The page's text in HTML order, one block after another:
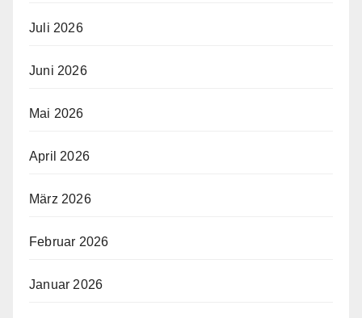
Juli 2026
Juni 2026
Mai 2026
April 2026
März 2026
Februar 2026
Januar 2026